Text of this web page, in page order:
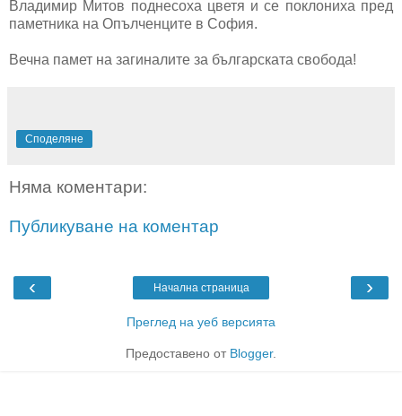
Владимир Митов поднесоха цветя и се поклониха пред
паметника на Опълченците в София.
Вечна памет на загиналите за българската свобода!
Споделяне
Няма коментари:
Публикуване на коментар
‹ ›
Начална страница
Преглед на уеб версията
Предоставено от Blogger.